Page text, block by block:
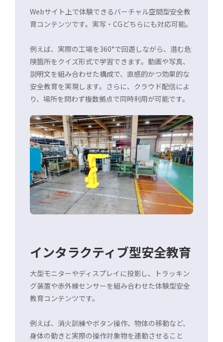
Webサイト上で体験できるバーチャル空間型安全教
育コンテンツです。実写・CGどちらにも対応可能。
例えば、実際の工場を360°で回遊しながら、潜む危
険箇所をクイズ形式で学習できます。動画や写真、
説明文を組み合わせた構成で、直感的かつ効果的な
安全教育を実現します。さらに、クラウド配信によ
り、場所を問わず複数拠点で同時利用が可能です。
インタラクティブ型安全教育
大型モニターやディスプレイに投影し、トラッキン
グ装置や赤外線センサーを組み合わせた体験型安全
教育コンテンツです。
例えば、消火訓練やボタン操作、物体の移動など、
身体の動きと実際の操作対象物を連動させること